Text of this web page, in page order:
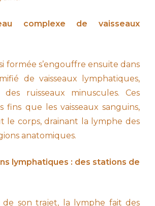
complexe de vaisseaux
formée s’engouffre ensuite dans
de vaisseaux lymphatiques,
des ruisseaux minuscules. Ces
fins que les vaisseaux sanguins,
le corps, drainant la lymphe des
anatomiques.
lymphatiques : des stations de
son trajet, la lymphe fait des